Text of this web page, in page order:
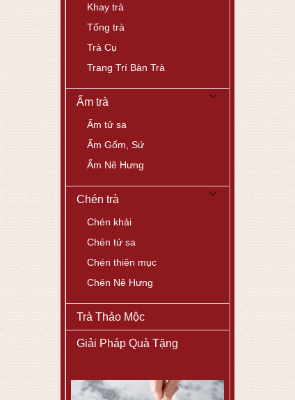
Khay trà
Tống trà
Trà Cụ
Trang Trí Bàn Trà
Ấm trà
Ấm tử sa
Ấm Gốm, Sứ
Ấm Nê Hưng
Chén trà
Chén khải
Chén tử sa
Chén thiên mục
Chén Nê Hưng
Trà Thảo Mộc
Giải Pháp Quà Tặng